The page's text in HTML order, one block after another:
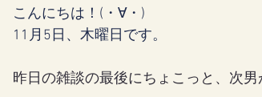
こんにちは！(・∀・)
11月5日、木曜日です。
昨日の雑談の最後にちょこっと、次男